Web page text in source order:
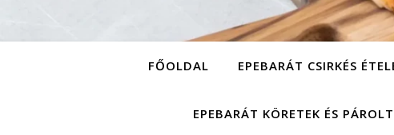
FŐOLDAL EPEBARÁT CSIRKÉS
EPEBARÁT KÖRETEK ÉS